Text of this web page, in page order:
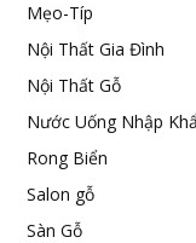
Mẹo-Típ
Nội Thất Gia Đình
Nội Thất Gỗ
Nước Uống Nhập
Rong Biển
Salon gỗ
Sàn Gỗ